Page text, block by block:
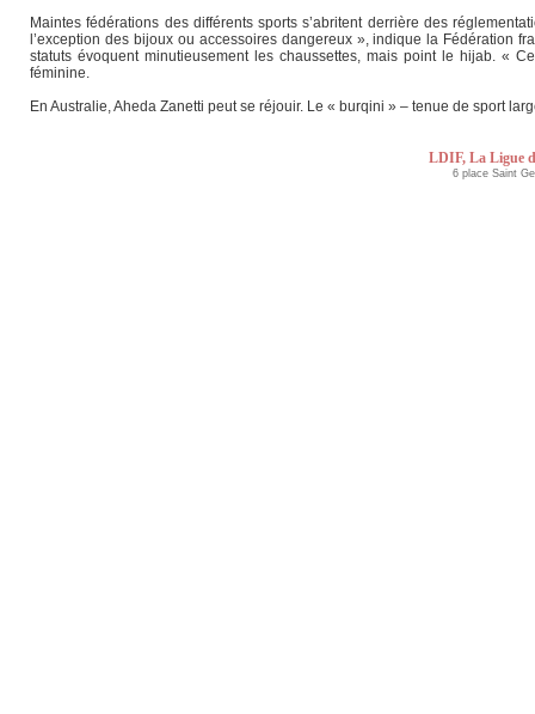
Maintes fédérations des différents sports s’abritent derrière des
l’exception des bijoux ou accessoires dangereux », indique la Fédération
statuts évoquent minutieusement les chaussettes, mais point le hijab. «
féminine.
En Australie, Aheda Zanetti peut se réjouir. Le « burqini » – tenue de sport
LDIF, La Ligue
6 place Saint